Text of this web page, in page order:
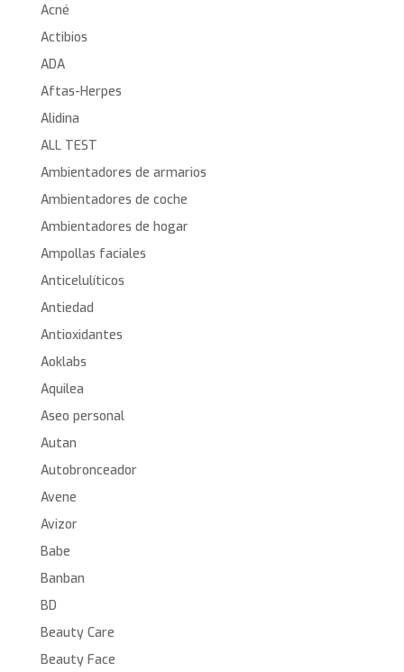
Acné
Actibios
ADA
Aftas-Herpes
Alidina
ALL TEST
Ambientadores de armarios
Ambientadores de coche
Ambientadores de hogar
Ampollas faciales
Anticelulíticos
Antiedad
Antioxidantes
Aoklabs
Aquilea
Aseo personal
Autan
Autobronceador
Avene
Avizor
Babe
Banban
BD
Beauty Care
Beauty Face